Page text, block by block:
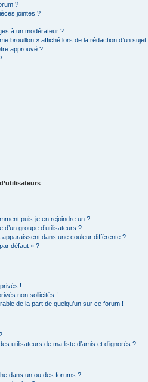
?
jointes ?
à un modérateur ?
brouillon » affiché lors de la rédaction d’un sujet
approuvé ?
puis-je en rejoindre un ?
groupe d’utilisateurs ?
apparaissent dans une couleur différente ?
défaut » ?
!
non sollicités !
de la part de quelqu’un sur ce forum !
utilisateurs de ma liste d’amis et d’ignorés ?
dans un ou des forums ?